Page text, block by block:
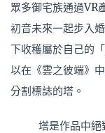
眾多御宅族通過VR
初音未來一起步入
下收穫屬於自己的
以在《雲之彼端》
分割標誌的塔。
塔是作品中